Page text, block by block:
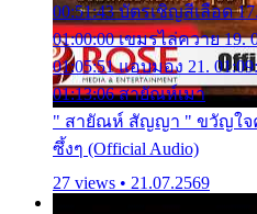
00:51:43 บัตรเชิญสีเลือด
01:00:00 เขมรไล่ควาย 19.
01:05:51 แอบมอง 21.
01:13:06 สายัณห์เมา
" สายัณห์ สัญญา " ขวัญใจค
ซึ้งๆ (Official Audio)
27 views • 21.07.2569